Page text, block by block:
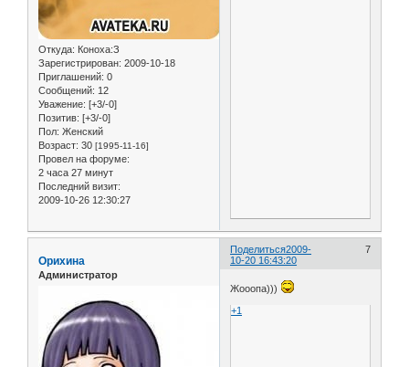
Откуда: Коноха:З
Зарегистрирован: 2009-10-18
Приглашений: 0
Сообщений: 12
Уважение: [+3/-0]
Позитив: [+3/-0]
Пол: Женский
Возраст: 30 [1995-11-16]
Провел на форуме:
2 часа 27 минут
Последний визит:
2009-10-26 12:30:27
Поделиться 7
2009-
10-20 16:43:20
Орихина
Администратор
Жооопа)))
+1